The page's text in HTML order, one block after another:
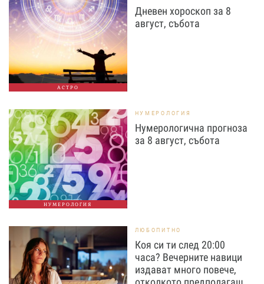
АСТРО
Дневен хороскоп за 8
август, събота
НУМЕРОЛОГИЯ
НУМЕРОЛОГИЯ
Нумерологична прогноза
за 8 август, събота
ЛЮБОПИТНО
Коя си ти след 20:00
часа? Вечерните навици
издават много повече,